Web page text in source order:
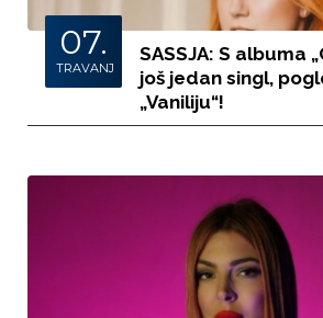
07.
TRAVANJ
SASSJA: S albuma
još jedan singl,
„Vaniliju“!